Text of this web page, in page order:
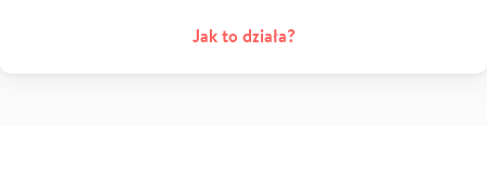
Jak to działa?